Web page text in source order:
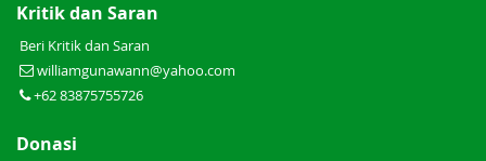
Kritik dan Saran
Beri Kritik dan Saran
williamgunawann@yahoo.com
+62 83875755726
Donasi